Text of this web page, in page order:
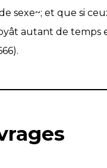
sexe~; et que si
autant de temps